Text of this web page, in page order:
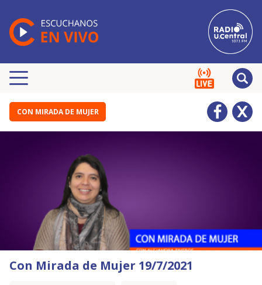
CON MIRADA DE MUJER
Con Mirada de Mujer 19/7/2021